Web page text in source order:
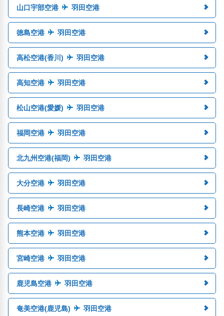
山口宇部空港 羽田空港
徳島空港 羽田空港
高松空港(香川) 羽田空港
高知空港 羽田空港
松山空港(愛媛) 羽田空港
福岡空港 羽田空港
北九州空港(福岡) 羽田空港
大分空港 羽田空港
長崎空港 羽田空港
熊本空港 羽田空港
宮崎空港 羽田空港
鹿児島空港 羽田空港
奄美空港(鹿児島) 羽田空港